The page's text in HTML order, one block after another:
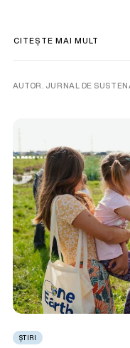
CITEȘTE MAI MULT
AUTOR. JURNAL DE
ȘTIRI